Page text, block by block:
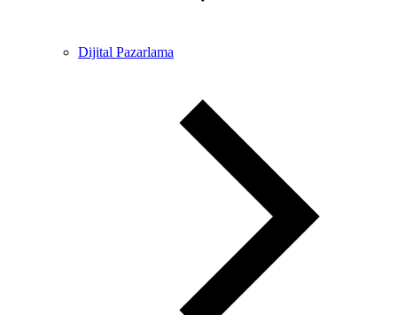
Dijital Pazarlama